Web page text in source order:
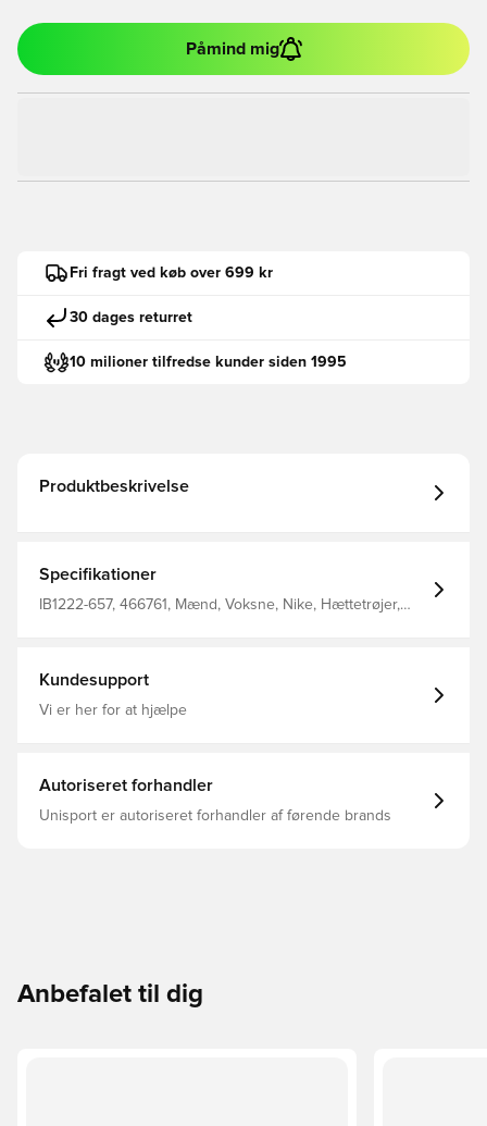
Påmind mig
Fri fragt ved køb over 699 kr
30 dages returret
10 milioner tilfredse kunder siden 1995
Produktbeskrivelse
Specifikationer
IB1222-657, 466761, Mænd, Voksne, Nike, Hættetrøjer,
Kundesupport
Vi er her for at hjælpe
Autoriseret forhandler
Unisport er autoriseret forhandler af førende brands
Anbefalet til dig